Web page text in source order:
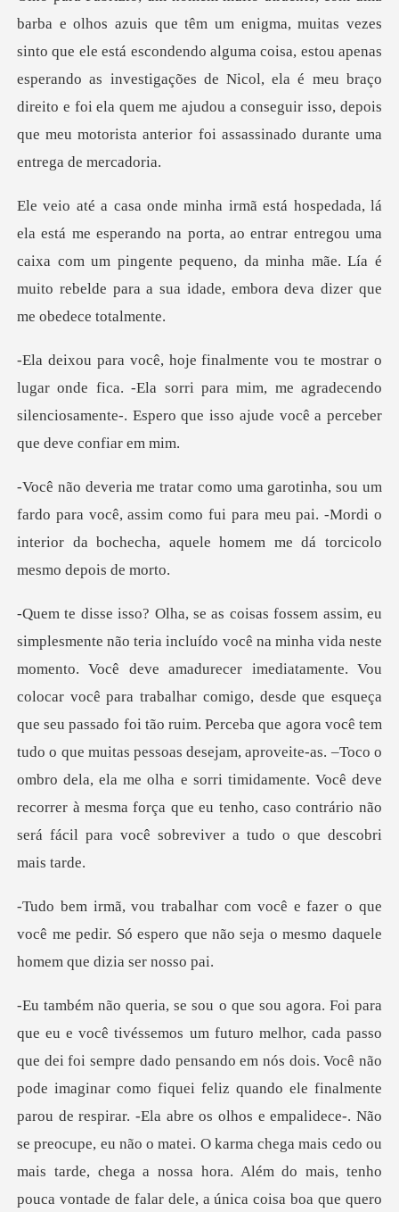
le está escondendo alguma coisa, estou apenas
esperando as investigações de Nicol, ela é meu braço
direito e foi ela
porta, ao entrar entregou uma
caixa com um pingente pequeno, da minha mãe. Lía
nde fica. -Ela sorri para mim, me agradecendo
silenciosamente-.
para você, assim como fui para meu pai. -Mordi o
interior da
r você para trabalhar comigo, desde que esqueça
que seu passado foi tão ruim. Perceba que agora você tem
tudo o que muitas pessoas desejam, aproveite-as. –Toco o
ombro d
r o que
você me pedir. Só espero que não seja
ando ele finalmente
parou de respirar. -Ela abre os olhos e empalidece-. Não
se preocupe, eu não o matei. O karma chega mais cedo ou
mais tarde, chega a nossa hora. Além do mais, tenho
pouca vontade